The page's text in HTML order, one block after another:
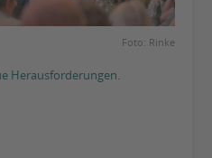
Foto: Rinke
Herausforderungen